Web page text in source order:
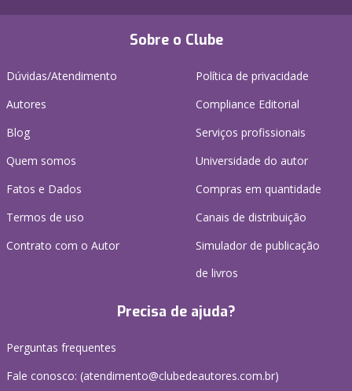
Sobre o Clube
Dúvidas/Atendimento
Autores
Blog
Quem somos
Fatos e Dados
Termos de uso
Contrato com o Autor
Política de privacidade
Compliance Editorial
Serviços profissionais
Universidade do autor
Compras em quantidade
Canais de distribuição
Simulador de publicação
de livros
Precisa de ajuda?
Perguntas frequentes
Fale conosco: (atendimento@clubedeautores.com.br)